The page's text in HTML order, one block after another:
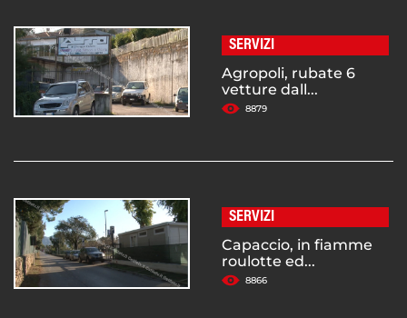
SERVIZI
Agropoli, rubate 6
vetture dall...
8879
SERVIZI
Capaccio, in fiamme
roulotte ed...
8866